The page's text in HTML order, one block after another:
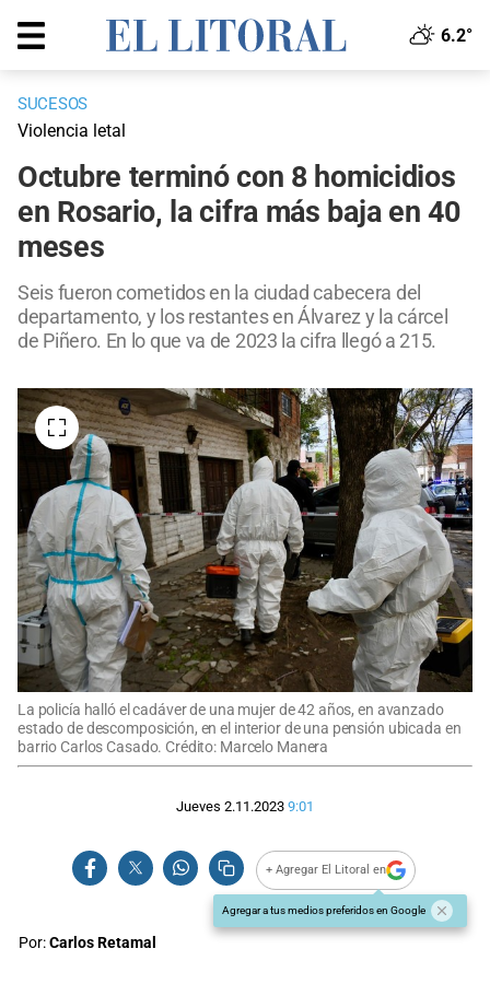
6.2°
SUCESOS
Violencia letal
Octubre terminó con 8 homicidios
en Rosario, la cifra más baja en 40
meses
Seis fueron cometidos en la ciudad cabecera del
departamento, y los restantes en Álvarez y la cárcel
de Piñero. En lo que va de 2023 la cifra llegó a 215.
La policía halló el cadáver de una mujer de 42 años, en avanzado
estado de descomposición, en el interior de una pensión ubicada en
barrio Carlos Casado. Crédito: Marcelo Manera
Jueves 2.11.2023 9:01
+ Agregar El Litoral en
Agregar a tus medios preferidos en Google
Por:Carlos Retamal